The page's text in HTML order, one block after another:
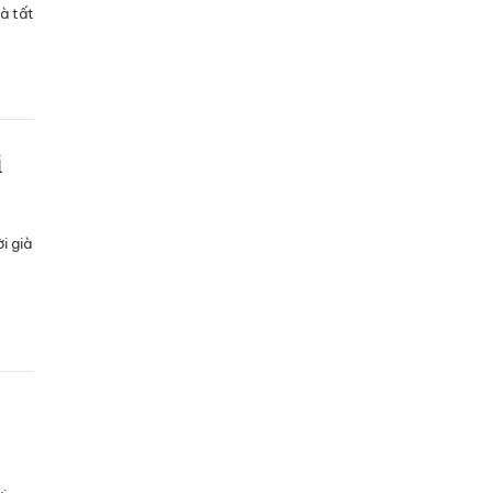
tất
già